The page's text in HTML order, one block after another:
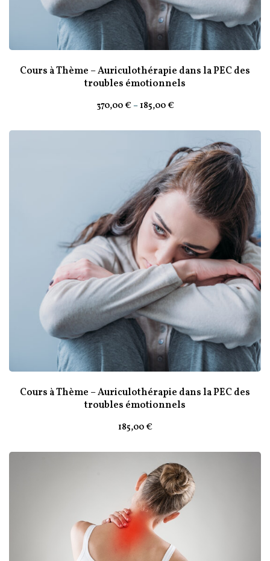
Cours à Thème – Auriculothérapie dans la PEC des
troubles émotionnels
185,00€
–
370,00€
Cours à Thème – Auriculothérapie dans la PEC des
troubles émotionnels
185,00€